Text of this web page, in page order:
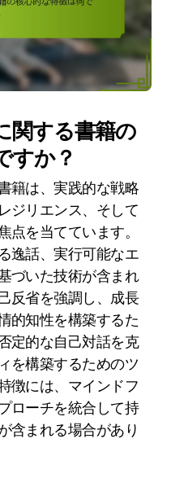
関する書籍の
すか？
籍は、実践的な戦略
ジリエンス、そして
を当てています。
逸話、実行可能なエ
づいた技術が含まれ
反省を強調し、成長
的知性を構築するた
定的な自己対話を克
を構築するためのツ
徴には、マインドフ
ローチを統合して持
含まれる場合があり